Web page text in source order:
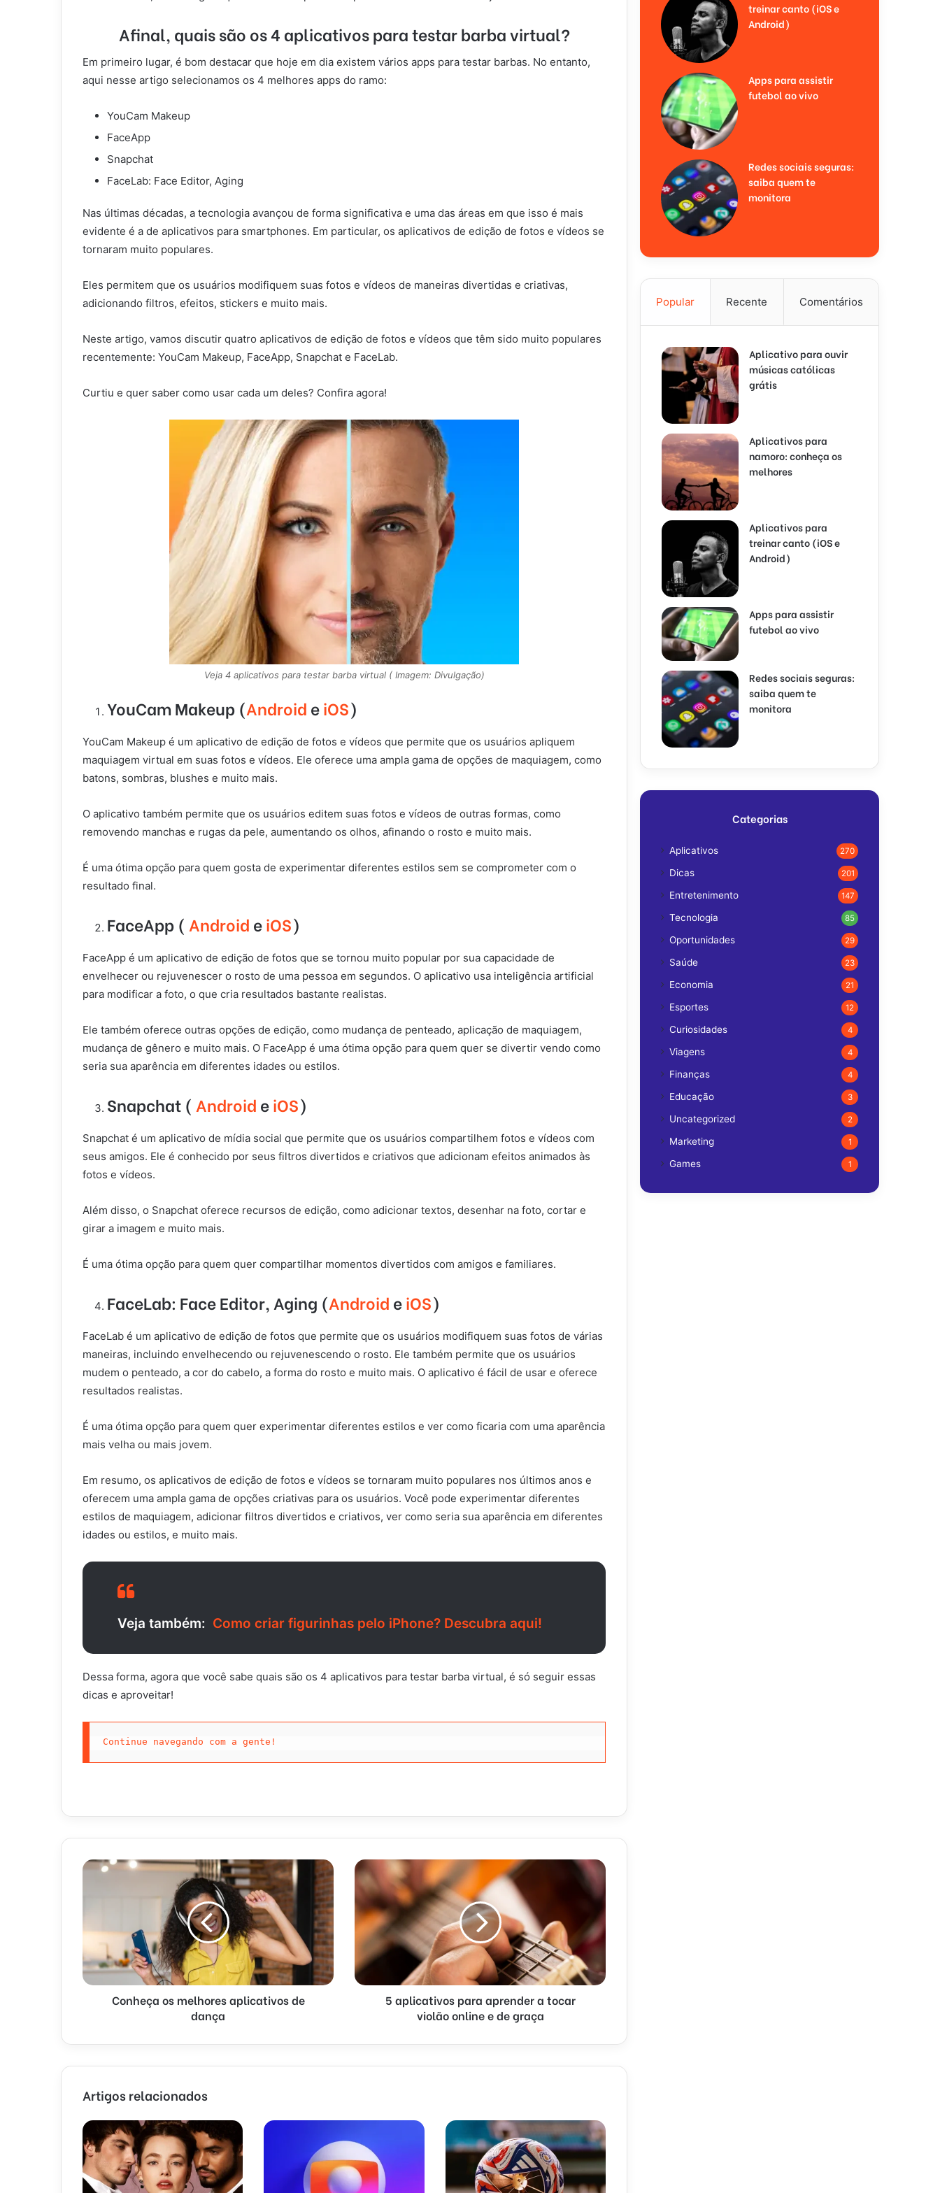
Afinal, quais são os 4 aplicativos para testar barba virtual?
Em primeiro lugar, é bom destacar que hoje em dia existem vários apps para testar barbas. No entanto,
aqui nesse artigo selecionamos os 4 melhores apps do ramo:
YouCam Makeup
FaceApp
Snapchat
FaceLab: Face Editor, Aging
Nas últimas décadas, a tecnologia avançou de forma significativa e uma das áreas em que isso é mais
evidente é a de aplicativos para smartphones. Em particular, os aplicativos de edição de fotos e vídeos se
tornaram muito populares.
Eles permitem que os usuários modifiquem suas fotos e vídeos de maneiras divertidas e criativas,
adicionando filtros, efeitos, stickers e muito mais.
Neste artigo, vamos discutir quatro aplicativos de edição de fotos e vídeos que têm sido muito populares
recentemente: YouCam Makeup, FaceApp, Snapchat e FaceLab.
Curtiu e quer saber como usar cada um deles? Confira agora!
Veja 4 aplicativos para testar barba virtual ( Imagem: Divulgação)
YouCam Makeup (Android eiOS)
YouCam Makeup é um aplicativo de edição de fotos e vídeos que permite que os usuários apliquem
maquiagem virtual em suas fotos e vídeos. Ele oferece uma ampla gama de opções de maquiagem, como
batons, sombras, blushes e muito mais.
O aplicativo também permite que os usuários editem suas fotos e vídeos de outras formas, como
removendo manchas e rugas da pele, aumentando os olhos, afinando o rosto e muito mais.
É uma ótima opção para quem gosta de experimentar diferentes estilos sem se comprometer com o
resultado final.
FaceApp ( Android eiOS)
FaceApp é um aplicativo de edição de fotos que se tornou muito popular por sua capacidade de
envelhecer ou rejuvenescer o rosto de uma pessoa em segundos. O aplicativo usa inteligência artificial
para modificar a foto, o que cria resultados bastante realistas.
Ele também oferece outras opções de edição, como mudança de penteado, aplicação de maquiagem,
mudança de gênero e muito mais. O FaceApp é uma ótima opção para quem quer se divertir vendo como
seria sua aparência em diferentes idades ou estilos.
Snapchat ( Android eiOS)
Snapchat é um aplicativo de mídia social que permite que os usuários compartilhem fotos e vídeos com
seus amigos. Ele é conhecido por seus filtros divertidos e criativos que adicionam efeitos animados às
fotos e vídeos.
Além disso, o Snapchat oferece recursos de edição, como adicionar textos, desenhar na foto, cortar e
girar a imagem e muito mais.
É uma ótima opção para quem quer compartilhar momentos divertidos com amigos e familiares.
FaceLab: Face Editor, Aging (Android eiOS)
FaceLab é um aplicativo de edição de fotos que permite que os usuários modifiquem suas fotos de várias
maneiras, incluindo envelhecendo ou rejuvenescendo o rosto. Ele também permite que os usuários
mudem o penteado, a cor do cabelo, a forma do rosto e muito mais. O aplicativo é fácil de usar e oferece
resultados realistas.
É uma ótima opção para quem quer experimentar diferentes estilos e ver como ficaria com uma aparência
mais velha ou mais jovem.
Em resumo, os aplicativos de edição de fotos e vídeos se tornaram muito populares nos últimos anos e
oferecem uma ampla gama de opções criativas para os usuários. Você pode experimentar diferentes
estilos de maquiagem, adicionar filtros divertidos e criativos, ver como seria sua aparência em diferentes
idades ou estilos, e muito mais.
Veja também: Como criar figurinhas pelo iPhone? Descubra aqui!
Dessa forma, agora que você sabe quais são os 4 aplicativos para testar barba virtual, é só seguir essas
dicas e aproveitar!
Continue navegando com a gente!
Conheça os melhores aplicativos de
dança
5 aplicativos para aprender a tocar
violão online e de graça
Artigos relacionados
treinar canto (iOS e
Android)
Apps para assistir
futebol ao vivo
Redes sociais seguras:
saiba quem te
monitora
Popular Recente Comentários
Aplicativo para ouvir
músicas católicas
grátis
Aplicativos para
namoro: conheça os
melhores
Aplicativos para
treinar canto (iOS e
Android)
Apps para assistir
futebol ao vivo
Redes sociais seguras:
saiba quem te
monitora
Categorias
Aplicativos 270
Dicas 201
Entretenimento 147
Tecnologia 85
Oportunidades 29
Saúde 23
Economia 21
Esportes 12
Curiosidades 4
Viagens 4
Finanças 4
Educação 3
Uncategorized 2
Marketing 1
Games 1